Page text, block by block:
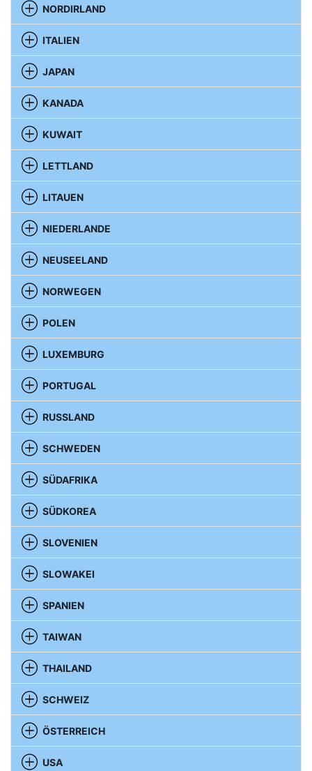
NORDIRLAND
ITALIEN
JAPAN
KANADA
KUWAIT
LETTLAND
LITAUEN
NIEDERLANDE
NEUSEELAND
NORWEGEN
POLEN
LUXEMBURG
PORTUGAL
RUSSLAND
SCHWEDEN
SÜDAFRIKA
SÜDKOREA
SLOVENIEN
SLOWAKEI
SPANIEN
TAIWAN
THAILAND
SCHWEIZ
ÖSTERREICH
USA